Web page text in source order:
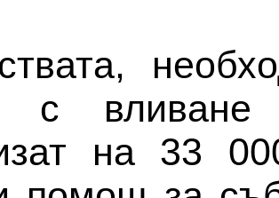
с вливане
на 33